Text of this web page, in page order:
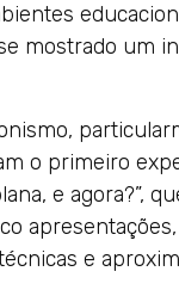
mostrado um
o primeiro
e agora?”,
e